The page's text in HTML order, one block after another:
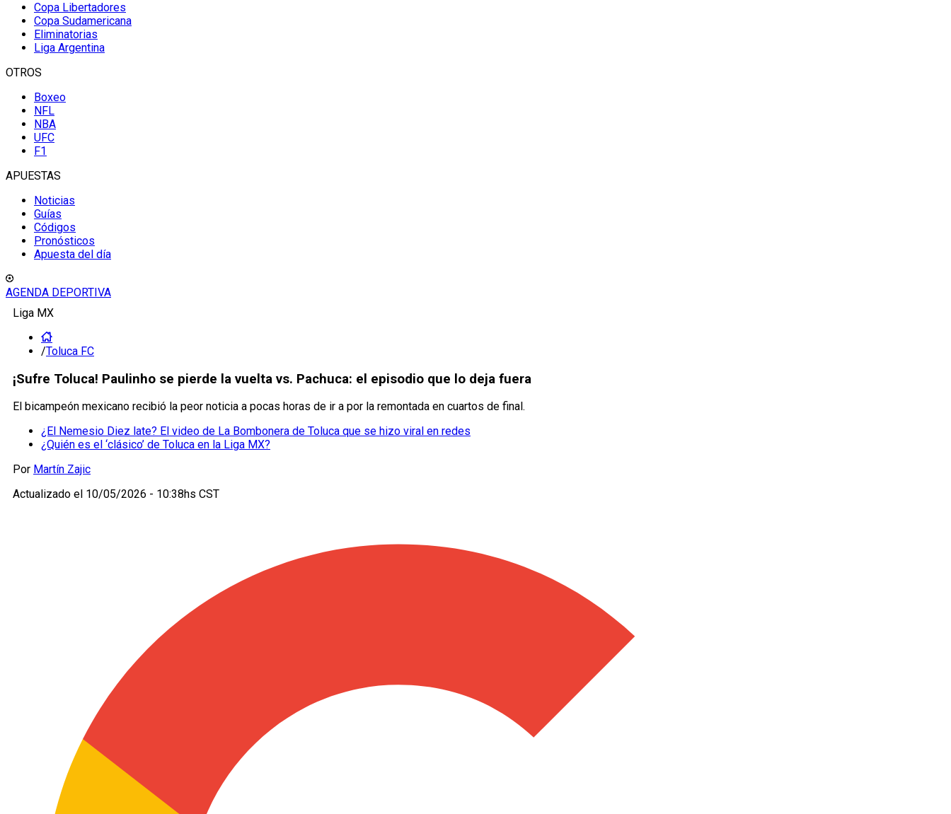
Copa Libertadores
Copa Sudamericana
Eliminatorias
Liga Argentina
OTROS
Boxeo
NFL
NBA
UFC
F1
APUESTAS
Noticias
Guías
Códigos
Pronósticos
Apuesta del día
AGENDA DEPORTIVA
Liga MX
/Toluca FC
¡Sufre Toluca! Paulinho se pierde la vuelta vs. Pachuca: el episodio que lo deja fuera
El bicampeón mexicano recibió la peor noticia a pocas horas de ir a por la remontada en cuartos de final.
¿El Nemesio Diez late? El video de La Bombonera de Toluca que se hizo viral en redes
¿Quién es el ‘clásico’ de Toluca en la Liga MX?
Por Martín Zajic
Actualizado el 10/05/2026 - 10:38hs CST